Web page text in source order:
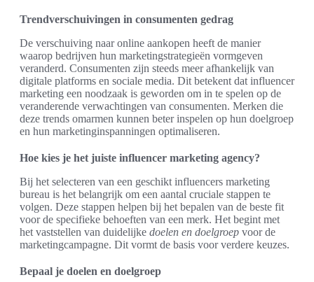
Trendverschuivingen in consumenten gedrag
De verschuiving naar online aankopen heeft de manier
waarop bedrijven hun marketingstrategieën vormgeven
veranderd. Consumenten zijn steeds meer afhankelijk van
digitale platforms en sociale media. Dit betekent dat influencer
marketing een noodzaak is geworden om in te spelen op de
veranderende verwachtingen van consumenten. Merken die
deze trends omarmen kunnen beter inspelen op hun doelgroep
en hun marketinginspanningen optimaliseren.
Hoe kies je het juiste influencer marketing agency?
Bij het selecteren van een geschikt influencers marketing
bureau is het belangrijk om een aantal cruciale stappen te
volgen. Deze stappen helpen bij het bepalen van de beste fit
voor de specifieke behoeften van een merk. Het begint met
het vaststellen van duidelijke doelen en doelgroep voor de
marketingcampagne. Dit vormt de basis voor verdere keuzes.
Bepaal je doelen en doelgroep